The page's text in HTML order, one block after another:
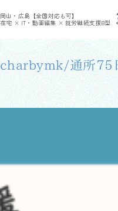
岡山・広島【全国対応も可】
在宅 × IT・動画編集 × 就労継続支援B型
利用者さんの
利用者
charbymk/通所75